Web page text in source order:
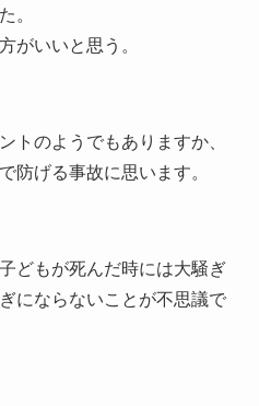
。
がいいと思う。
トのようでもありますか、
防げる事故に思います。
どもが死んだ時には大騒ぎ
にならないことが不思議で